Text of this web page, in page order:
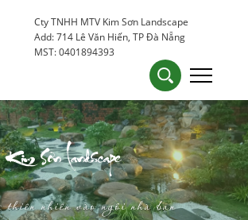
kimsondn84@gmail.com
53 15 25Cty TNHH MTV Kim Sơn Landscape
Add: 714 Lê Văn Hiến, TP Đà Nẵng
MST: 0401894393
Kim Sơn Landscape
nhiên vào ngôi nhà bạn